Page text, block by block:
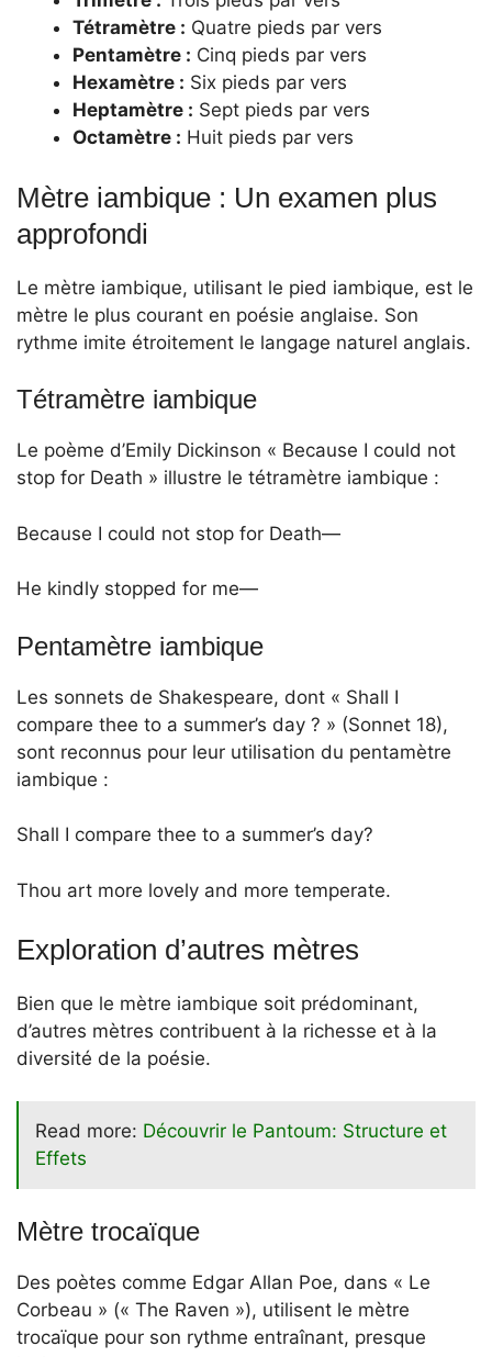
Tétramètre : Quatre pieds par vers
Pentamètre : Cinq pieds par vers
Hexamètre : Six pieds par vers
Heptamètre : Sept pieds par vers
Octamètre : Huit pieds par vers
Mètre iambique : Un examen plus
approfondi
Le mètre iambique, utilisant le pied iambique, est le
mètre le plus courant en poésie anglaise. Son
rythme imite étroitement le langage naturel anglais.
Tétramètre iambique
Le poème d’Emily Dickinson « Because I could not
stop for Death » illustre le tétramètre iambique :
Because I could not stop for Death—
He kindly stopped for me—
Pentamètre iambique
Les sonnets de Shakespeare, dont « Shall I
compare thee to a summer’s day ? » (Sonnet 18),
sont reconnus pour leur utilisation du pentamètre
iambique :
Shall I compare thee to a summer’s day?
Thou art more lovely and more temperate.
Exploration d’autres mètres
Bien que le mètre iambique soit prédominant,
d’autres mètres contribuent à la richesse et à la
diversité de la poésie.
Read more: Découvrir le Pantoum: Structure et
Effets
Mètre trocaïque
Des poètes comme Edgar Allan Poe, dans « Le
Corbeau » (« The Raven »), utilisent le mètre
trocaïque pour son rythme entraînant, presque